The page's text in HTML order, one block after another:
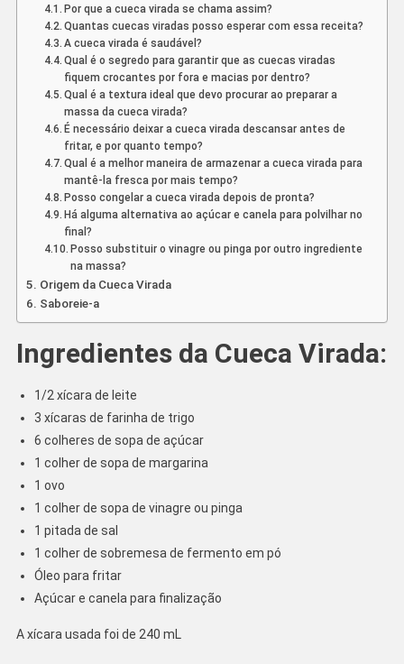
Por que a cueca virada se chama assim?
Quantas cuecas viradas posso esperar com essa receita?
A cueca virada é saudável?
Qual é o segredo para garantir que as cuecas viradas
fiquem crocantes por fora e macias por dentro?
Qual é a textura ideal que devo procurar ao preparar a
massa da cueca virada?
É necessário deixar a cueca virada descansar antes de
fritar, e por quanto tempo?
Qual é a melhor maneira de armazenar a cueca virada para
mantê-la fresca por mais tempo?
Posso congelar a cueca virada depois de pronta?
Há alguma alternativa ao açúcar e canela para polvilhar no
final?
Posso substituir o vinagre ou pinga por outro ingrediente
na massa?
Origem da Cueca Virada
Saboreie-a
Ingredientes da Cueca Virada:
1/2 xícara de leite
3 xícaras de farinha de trigo
6 colheres de sopa de açúcar
1 colher de sopa de margarina
1 ovo
1 colher de sopa de vinagre ou pinga
1 pitada de sal
1 colher de sobremesa de fermento em pó
Óleo para fritar
Açúcar e canela para finalização
A xícara usada foi de 240 mL